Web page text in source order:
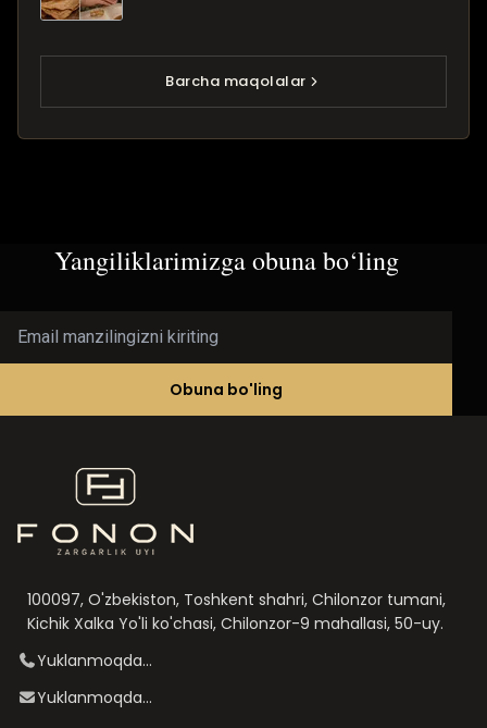
Barcha maqolalar
Yangiliklarimizga obuna bo‘ling
Obuna bo'ling
100097, O'zbekiston, Toshkent shahri, Chilonzor tumani,
Kichik Xalka Yo'li ko'chasi, Chilonzor-9 mahallasi, 50-uy.
Yuklanmoqda...
Yuklanmoqda...